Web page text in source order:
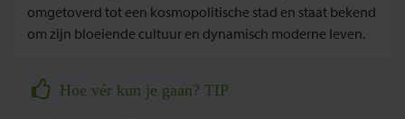
omgetoverd tot een kosmopolitische stad en staat bekend
om zijn bloeiende cultuur en dynamisch moderne leven.
Hoe vér kun je gaan? TIP